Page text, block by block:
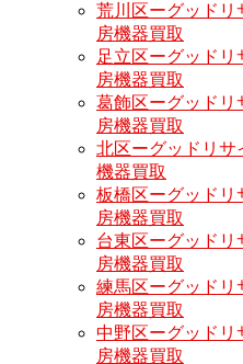
荒川区ーグッドリ
房機器買取
足立区ーグッドリ
房機器買取
葛飾区ーグッドリ
房機器買取
北区ーグッドリサ
機器買取
板橋区ーグッドリ
房機器買取
台東区ーグッドリ
房機器買取
練馬区ーグッドリ
房機器買取
中野区ーグッドリ
房機器買取